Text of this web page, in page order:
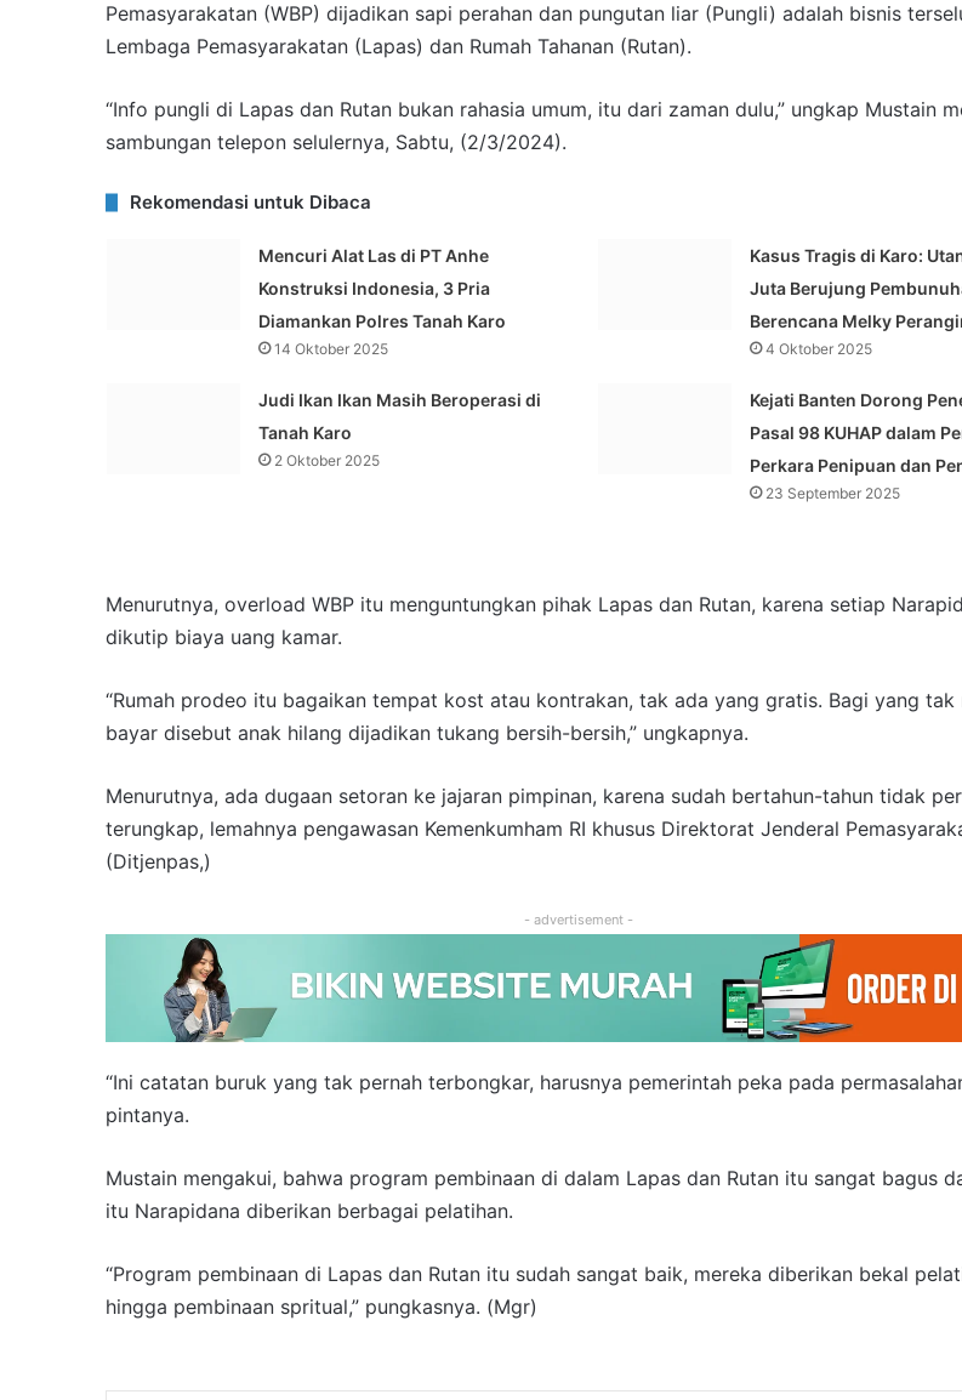
Pemasyarakatan (WBP) dijadikan sapi perahan dan pungutan liar (Pungli) adalah bisnis
Lembaga Pemasyarakatan (Lapas) dan Rumah Tahanan (Rutan).
“Info pungli di Lapas dan Rutan bukan rahasia umum, itu dari zaman dulu,” ungkap Mustain
sambungan telepon selulernya, Sabtu, (2/3/2024).
Rekomendasi untuk Dibaca
Mencuri Alat Las di PT Anhe
Konstruksi Indonesia, 3 Pria
Diamankan Polres Tanah Karo
14 Oktober 2025
Kasus Tragis di Karo:
Juta Berujung
Berencana Melky
4 Oktober 2025
Judi Ikan Ikan Masih Beroperasi di
Tanah Karo
2 Oktober 2025
Kejati Banten Dorong
Pasal 98 KUHAP dalam
Perkara Penipuan dan
23 September 2025
Menurutnya, overload WBP itu menguntungkan pihak Lapas dan Rutan, karena setiap
dikutip biaya uang kamar.
“Rumah prodeo itu bagaikan tempat kost atau kontrakan, tak ada yang gratis. Bagi yang tak
bayar disebut anak hilang dijadikan tukang bersih-bersih,” ungkapnya.
Menurutnya, ada dugaan setoran ke jajaran pimpinan, karena sudah bertahun-tahun tidak
terungkap, lemahnya pengawasan Kemenkumham RI khusus Direktorat Jenderal
(Ditjenpas,)
- advertisement -
“Ini catatan buruk yang tak pernah terbongkar, harusnya pemerintah peka pada
pintanya.
Mustain mengakui, bahwa program pembinaan di dalam Lapas dan Rutan itu sangat bagus
itu Narapidana diberikan berbagai pelatihan.
“Program pembinaan di Lapas dan Rutan itu sudah sangat baik, mereka diberikan bekal
hingga pembinaan spritual,” pungkasnya. (Mgr)